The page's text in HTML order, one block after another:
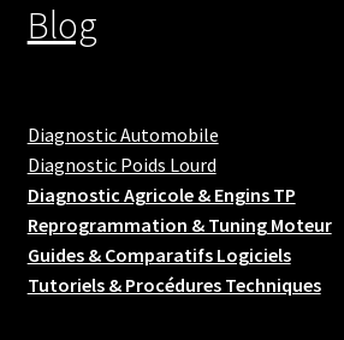
Blog
Diagnostic Automobile
Diagnostic Poids Lourd
Diagnostic Agricole & Engins TP
Reprogrammation & Tuning Moteur
Guides & Comparatifs Logiciels
Tutoriels & Procédures Techniques